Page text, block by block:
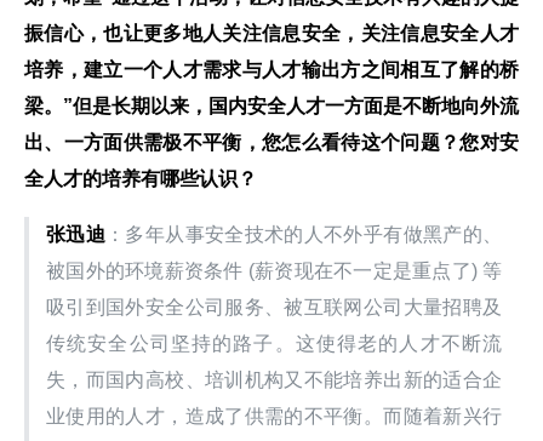
振信心，也让更多地人关注信息安全，关注信息安全人才
培养，建立一个人才需求与人才输出方之间相互了解的桥
梁。”但是长期以来，国内安全人才一方面是不断地向外流
出、一方面供需极不平衡，您怎么看待这个问题？您对安
全人才的培养有哪些认识？
张迅迪 ：多年从事安全技术的人不外乎有做黑产的、
被国外的环境薪资条件 (薪资现在不一定是重点了) 等
吸引到国外安全公司服务、被互联网公司大量招聘及
传统安全公司坚持的路子。这使得老的人才不断流
失，而国内高校、培训机构又不能培养出新的适合企
业使用的人才，造成了供需的不平衡。而随着新兴行